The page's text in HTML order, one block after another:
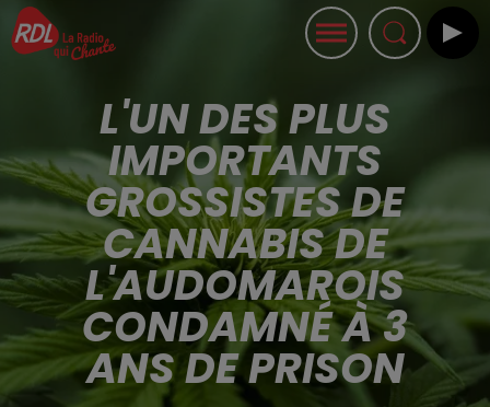
L'UN DES PLUS
IMPORTANTS
GROSSISTES DE
CANNABIS DE
L'AUDOMAROIS
CONDAMNÉ À 3
ANS DE PRISON